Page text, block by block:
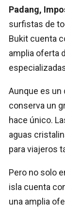
Padang,
surfistas de
Bukit cuenta
amplia oferta
Aunque es un
conserva un
hace único.
aguas
para viajeros
Pero no solo
isla cuenta
una amplia